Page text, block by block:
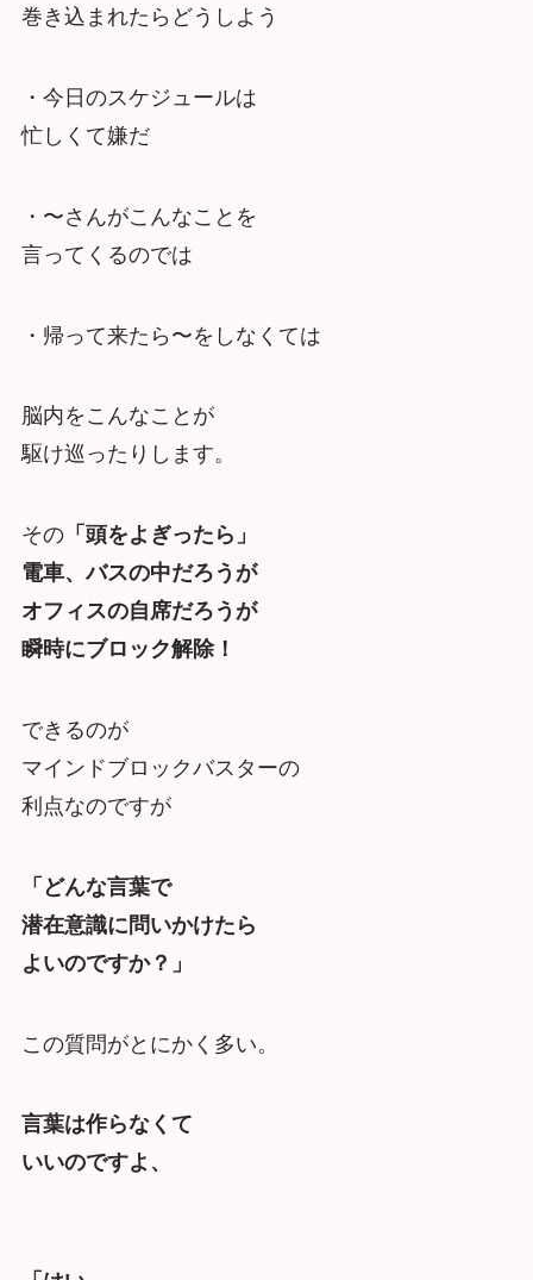
巻き込まれたらどうしよう
・今日のスケジュールは
忙しくて嫌だ
・〜さんがこんなことを
言ってくるのでは
・帰って来たら〜をしなくては
脳内をこんなことが
駆け巡ったりします。
その「頭をよぎったら」
電車、バスの中だろうが
オフィスの自席だろうが
瞬時にブロック解除！
できるのが
マインドブロックバスターの
利点なのですが
「どんな言葉で
潜在意識に問いかけたら
よいのですか？」
この質問がとにかく多い。
言葉は作らなくて
いいのですよ、